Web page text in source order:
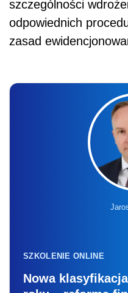
szczególności
odpowiednich
zasad
SZKOLENIE ONLINE
Nowa